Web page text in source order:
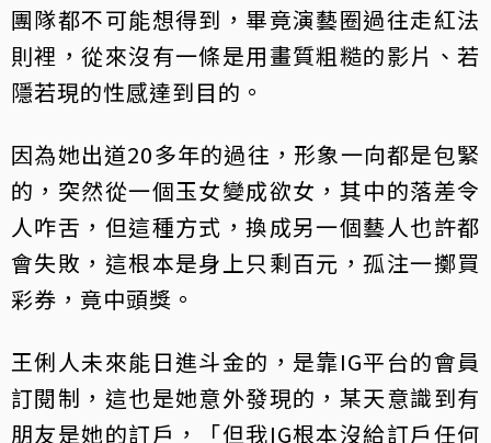
團隊都不可能想得到，畢竟演藝圈過往走紅法
則裡，從來沒有一條是用畫質粗糙的影片、若
隱若現的性感達到目的。
因為她出道20多年的過往，形象一向都是包緊
的，突然從一個玉女變成欲女，其中的落差令
人咋舌，但這種方式，換成另一個藝人也許都
會失敗，這根本是身上只剩百元，孤注一擲買
彩券，竟中頭獎。
王俐人未來能日進斗金的，是靠IG平台的會員
訂閱制，這也是她意外發現的，某天意識到有
朋友是她的訂戶，「但我IG根本沒給訂戶任何